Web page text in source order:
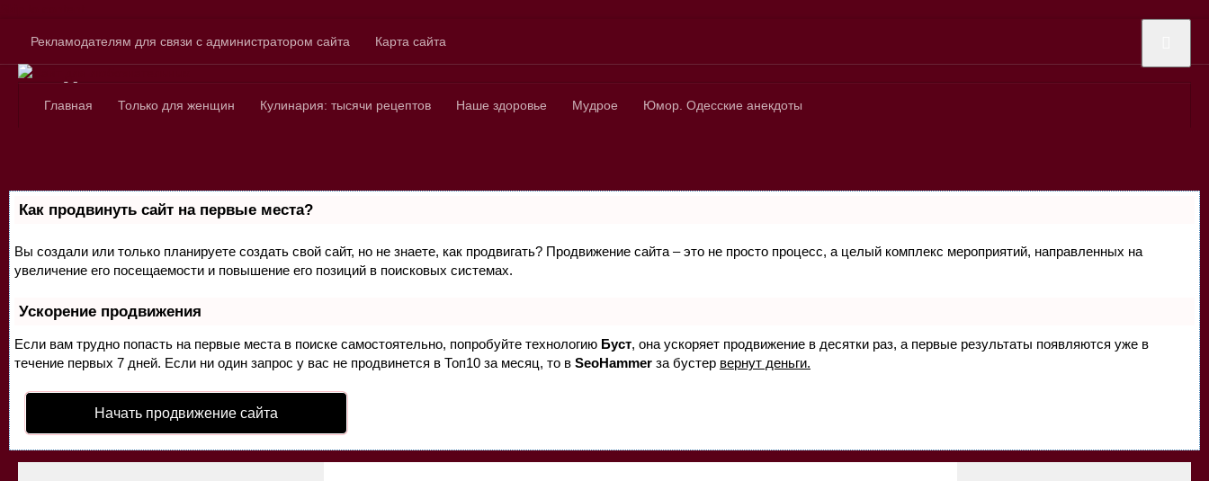
Рекламодателям для связи с администратором сайта Карта сайта
Сайт для любознательных
Главная Только для женщин Кулинария: тысячи рецептов Наше здоровье Мудрое Юмор. Одесские анекдоты
Как продвинуть сайт на первые места?
Вы создали или только планируете создать свой сайт, но не знаете, как продвигать? Продвижение сайта – это не просто процесс, а целый комплекс мероприятий, направленных на
увеличение его посещаемости и повышение его позиций в поисковых системах.
Ускорение продвижения
Если вам трудно попасть на первые места в поиске самостоятельно, попробуйте технологию Буст, она ускоряет продвижение в десятки раз, а первые результаты появляются уже в
течение первых 7 дней. Если ни один запрос у вас не продвинется в Топ10 за месяц, то в SeoHammer за бустер вернут деньги.
Начать продвижение сайта